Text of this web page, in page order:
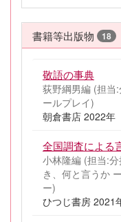
書籍等出版物 18
敬語の事典
荻野綱男編 (担当
ールプレイ)
朝倉書店 2022年
全国調査による
小林隆編 (担当:
き、何と言うか
ー)
ひつじ書房 2021